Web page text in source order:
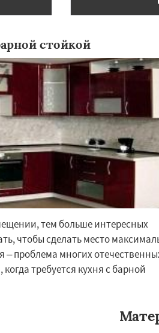
Работаем по
регионам
×
стойкой
тем больше интересных
чтобы сделать место
проблема многих
требуется кухня с барной
УЗНАТЬ